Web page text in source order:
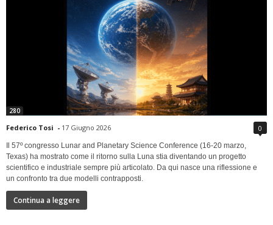
280
Federico Tosi - 17 Giugno 2026 0
Il 57º congresso Lunar and Planetary Science Conference (16-20 marzo,
Texas) ha mostrato come il ritorno sulla Luna stia diventando un progetto
scientifico e industriale sempre più articolato. Da qui nasce una riflessione e
un confronto tra due modelli contrapposti.
Continua a leggere